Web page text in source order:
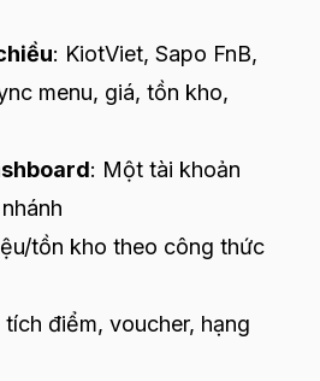
: KiotViet, Sapo FnB,
menu, giá, tồn kho,
: Một tài khoản
tồn kho theo công thức
điểm, voucher, hạng